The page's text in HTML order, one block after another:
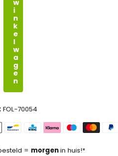
w
i
n
k
e
l
w
a
g
e
n
FOL-70054
= morgenin huis!*